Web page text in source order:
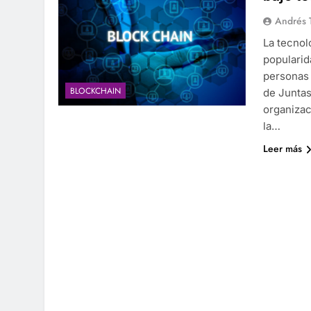
BLOCKCHAIN
Andrés
La
de
la…
Leer más